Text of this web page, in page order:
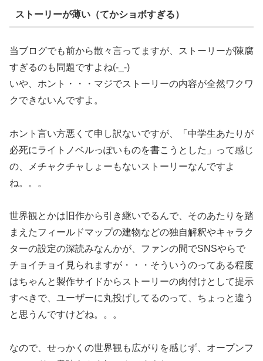
ストーリーが薄い（てかショボすぎる）
当ブログでも前から散々言ってますが、ストーリーが陳腐
すぎるのも問題ですよね(-_-)
いや、ホント・・・マジでストーリーの内容が全然ワクワ
クできないんですよ。
ホント言い方悪くて申し訳ないですが、「中学生あたりが
必死にライトノベルっぽいものを書こうとした」って感じ
の、メチャクチャしょーもないストーリーなんですよ
ね。。。
世界観とかは旧作から引き継いでるんで、そのあたりを踏
まえたフィールドマップの建物などの独自解釈やキャラク
ターの設定の深読みなんかが、ファンの間でSNSやらで
チョイチョイ見られますが・・・そういうのってある程度
はちゃんと製作サイドからストーリーの肉付けとして提示
すべきで、ユーザーに丸投げしてるのって、ちょっと違う
と思うんですけどね。。。
なので、せっかくの世界観も広がりを感じず、オープンフ